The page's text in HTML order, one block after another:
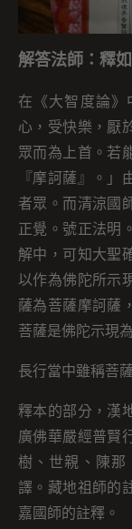
解答法師：釋
在《大智度論》
心 ， 受快樂 ， 厭
眾而為上首 。 若
『摩訶薩』
。」
者眾。而清涼國
正覺 。號正法明 。
解中，可知大聖
以作為佛陀所示
薩為菩薩摩訶薩
菩薩是佛陀示現
長行當中雖稱菩
釋本的部分，漢
廣佛華嚴經普賢
樹、世親、陳那
譯。藏地祖師的
嘉國師的註釋。